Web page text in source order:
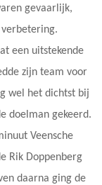
gevaarlijk,
een uitstekende
zijn team voor
wel het dichtst bij
doelman gekeerd.
Veensche
Rik Doppenberg
daarna ging de